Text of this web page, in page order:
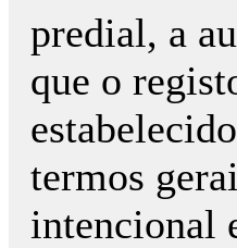
predial, a
que o
termos
intencional